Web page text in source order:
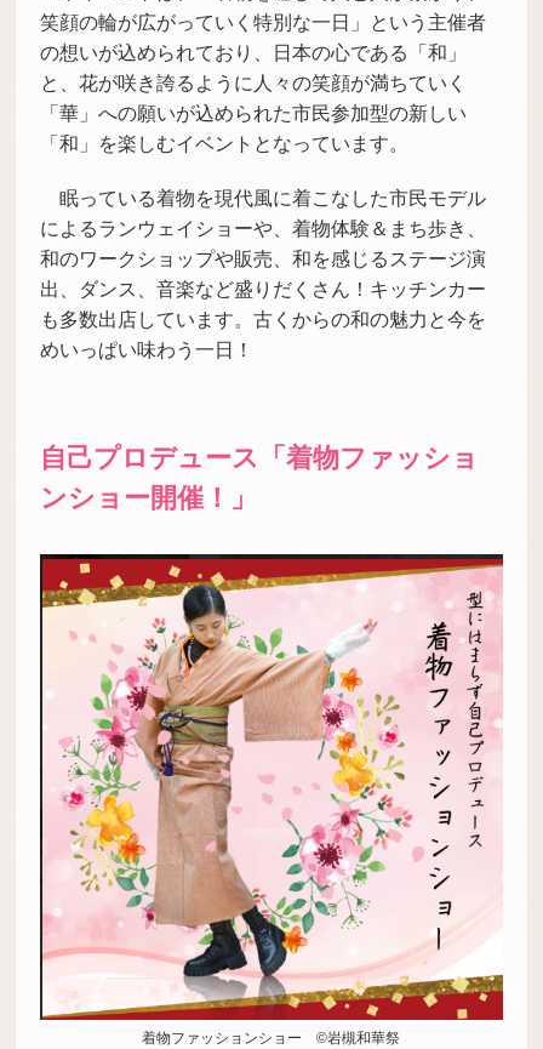
笑顔の輪が広がっていく特別な一日」という主催者
の想いが込められており、日本の心である「和」
と、花が咲き誇るように人々の笑顔が満ちていく
「華」への願いが込められた市民参加型の新しい
「和」を楽しむイベントとなっています。
眠っている着物を現代風に着こなした市民モデル
によるランウェイショーや、着物体験＆まち歩き、
和のワークショップや販売、和を感じるステージ演
出、ダンス、音楽など盛りだくさん！キッチンカー
も多数出店しています。古くからの和の魅力と今を
めいっぱい味わう一日！
自己プロデュース「着物ファッショ
ンショー開催！」
着物ファッションショー ©岩槻和華祭